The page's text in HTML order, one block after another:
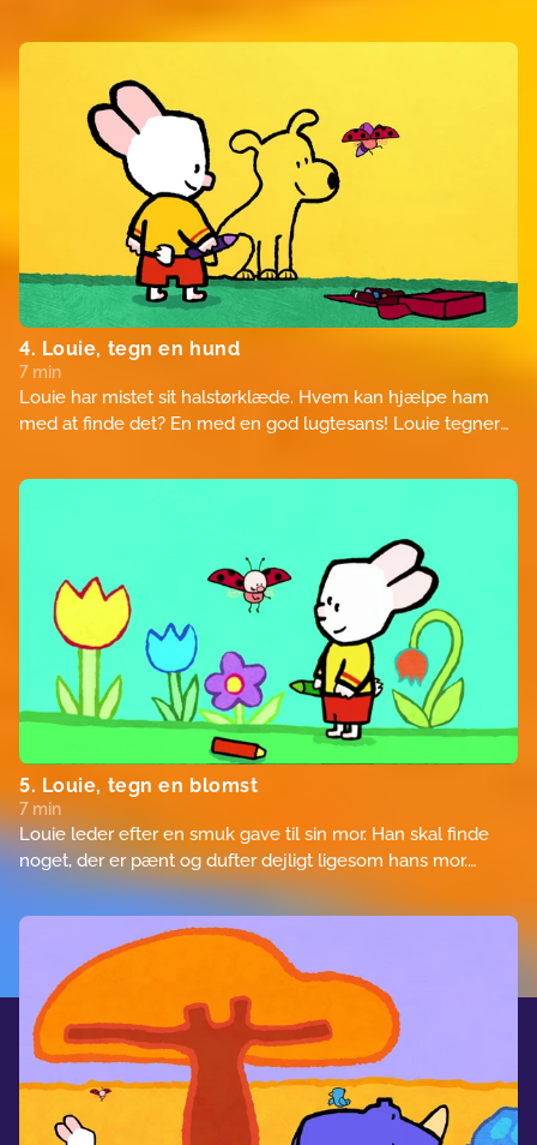
vand er så dejligt!
4. Louie, tegn en hund
7 min
Louie har mistet sit halstørklæde. Hvem kan hjælpe ham
med at finde det? En med en god lugtesans! Louie tegner
alle mulige ting, som Louie har mistet! Louie er et
5. Louie, tegn en blomst
7 min
Louie leder efter en smuk gave til sin mor. Han skal finde
noget, der er pænt og dufter dejligt ligesom hans mor.
Louie tegner nogle blomster, men de er for smukke til at
blive plukket. Louie henter sin mor, så hun kan beundre det
smukke blomsterbed, han har lavet.